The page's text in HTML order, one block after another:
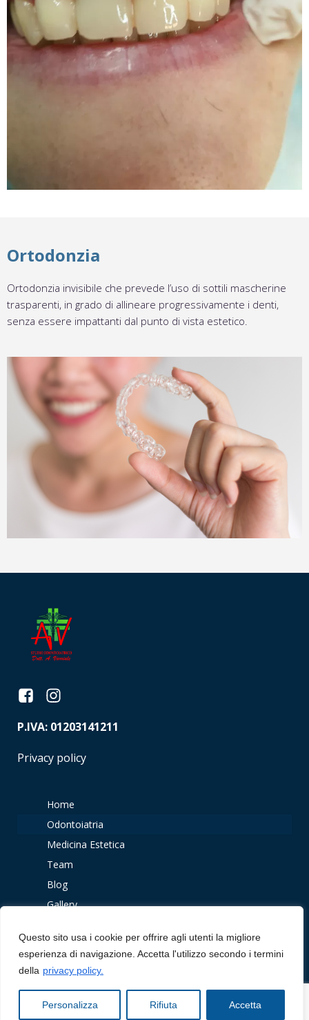
Questo sito usa i cookie per offrire agli utenti la migliore
esperienza di navigazione. Accetta l'utilizzo secondo i termini
della privacy policy.
Personalizza Rifiuta Accetta
Ortodonzia
Ortodonzia invisibile che prevede l’uso di sottili mascherine
trasparenti, in grado di allineare progressivamente i denti,
senza essere impattanti dal punto di vista estetico.
P.IVA: 01203141211
Privacy policy
Home
Odontoiatria
Medicina Estetica
Team
Blog
Gallery
Contatti
© 2026 Dottor Antonio Varriale. Created with
BDF
Communication